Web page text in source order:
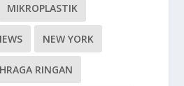
MIKROPLASTIK
NEW YORK
RINGAN